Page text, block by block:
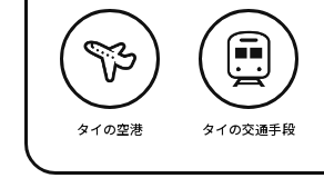
タイの空港 タイの交通手段